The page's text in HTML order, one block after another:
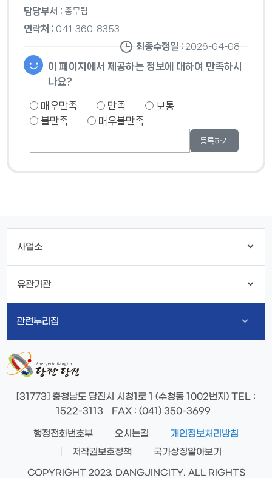
담당부서 : 총무팀
연락처 : 041-360-8353
최종수정일 : 2026-04-08
이 페이지에서 제공하는 정보에 대하여 만족하시
나요?
매우만족 만족
보통
불만족
매우불만족
사업소
유관기관
관련누리집
[31773] 충청남도 당진시 시청1로 1 (수청동 1002번지) TEL :
1522-3113
FAX: (041) 350-3699
행정전화번호부 오시는길
개인정보처리방침
저작권보호정책
국가상징알아보기
COPYRIGHT 2023. DANGJINCITY. ALL RIGHTS